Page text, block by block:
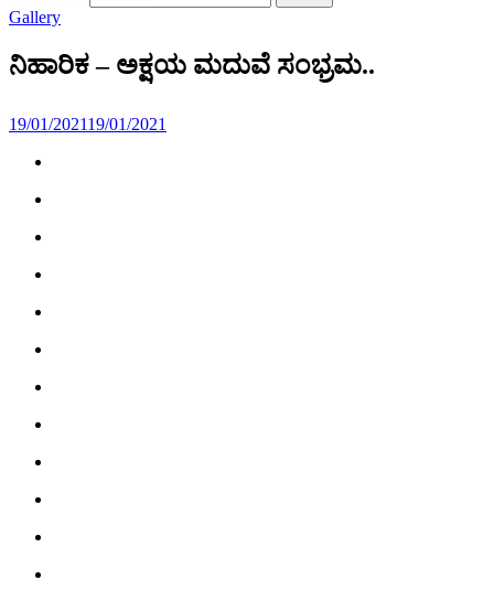
Gallery
ನಿಹಾರಿಕ – ಅಕ್ಷಯ ಮದುವೆ ಸಂಭ್ರಮ..
19/01/202119/01/2021